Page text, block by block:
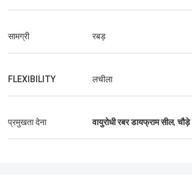
लिंडा.एम
2020 में हांगम के साथ सहयोग करने के बाद से, उनके
सामग्री रबड़
FLEXIBILITY लचीला
प्रमुखता देना वायुरोधी रबर डायफ्राम सील,चौड़े